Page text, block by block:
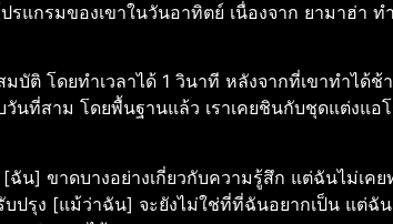
กรมของเขาในวันอาทิตย์ เนื่องจาก ยามาฮ่า
โดยทำเวลาได้ 1 วินาที หลังจากที่เขาทำได้ช้
วันที่สาม โดยพื้นฐานแล้ว เราเคยชินกับชุดแต่งแ
น] ขาดบางอย่างเกี่ยวกับความรู้สึก แต่ฉันไม่เค
ปรุง [แม้ว่าฉัน] จะยังไม่ใช่ที่ที่ฉันอยากเป็น แต่ฉั